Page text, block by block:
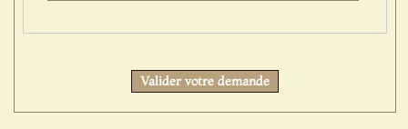
Valider votre demande